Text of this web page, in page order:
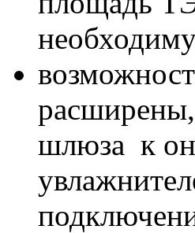
шлюза к